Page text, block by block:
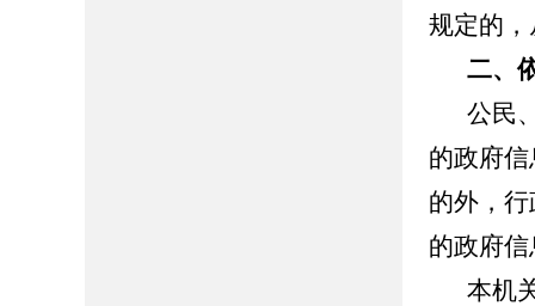
规定的
二、
公民
的政府
的外，
的政府
本机